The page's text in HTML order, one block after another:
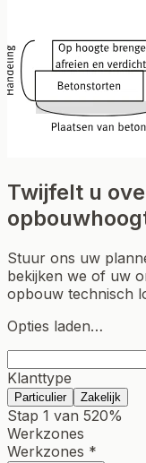
Twijfelt u
Stuur ons uw
bekijken we of uw
opbouw technisch
Opties laden…
Klanttype
Particulier Zakelijk
Stap 1 van 520%
Werkzones
Werkzones *